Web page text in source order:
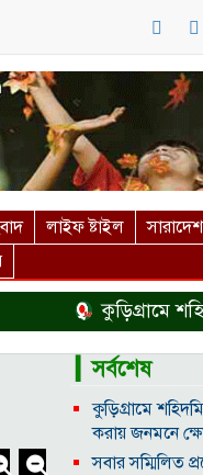
লাইফ ষ্টাইল সারাদেশ
কুড়িগ্রামে
▎সর্বশেষ
কুড়িগ্রামে
করায় জনমনে
সবার সম্মিলিত